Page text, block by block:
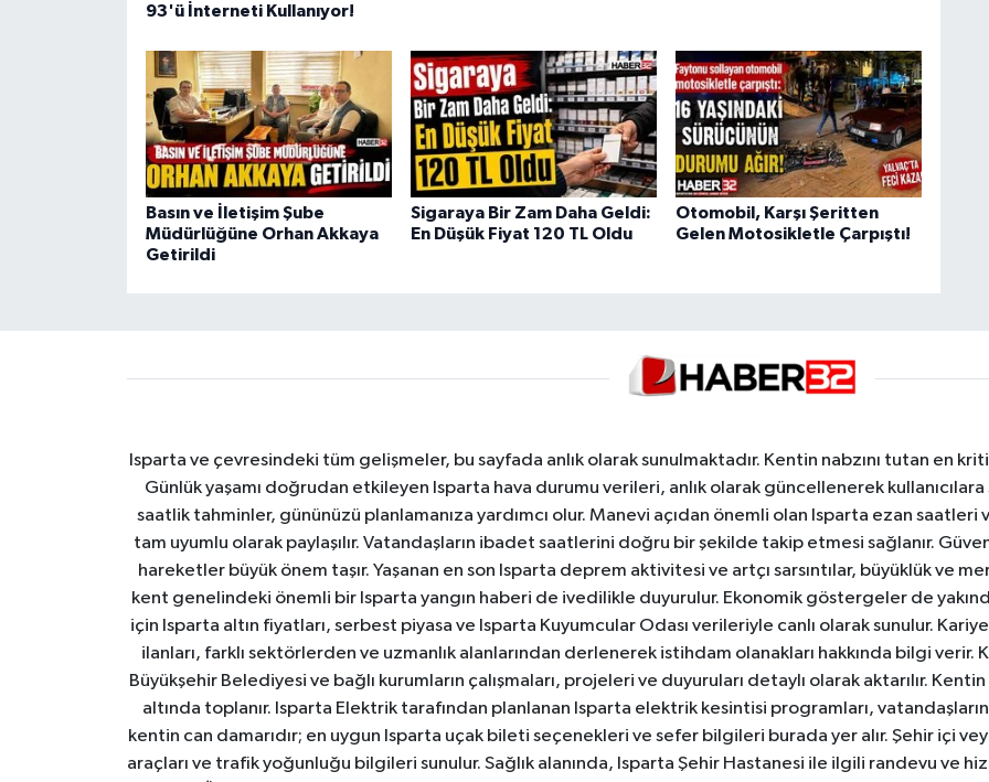
93'ü İnterneti Kullanıyor!
Basın ve İletişim Şube
Müdürlüğüne Orhan Akkaya
Getirildi
Sigaraya Bir Zam Daha Geldi:
En Düşük Fiyat 120 TL Oldu
Otomobil, Karşı Şeritten
Gelen Motosikletle Çarpıştı!
Isparta ve çevresindeki tüm gelişmeler, bu sayfada anlık olarak sunulmaktadır. Kentin nabzını tutan en
Günlük yaşamı doğrudan etkileyen Isparta hava durumu verileri, anlık olarak güncellenerek
saatlik tahminler, gününüzü planlamanıza yardımcı olur. Manevi açıdan önemli olan Isparta ezan
tam uyumlu olarak paylaşılır. Vatandaşların ibadet saatlerini doğru bir şekilde takip etmesi sağlanır.
hareketler büyük önem taşır. Yaşanan en son Isparta deprem aktivitesi ve artçı sarsıntılar, büyüklük ve
kent genelindeki önemli bir Isparta yangın haberi de ivedilikle duyurulur. Ekonomik göstergeler de
için Isparta altın fiyatları, serbest piyasa ve Isparta Kuyumcular Odası verileriyle canlı olarak sunulur.
ilanları, farklı sektörlerden ve uzmanlık alanlarından derlenerek istihdam olanakları hakkında bilgi verir.
Büyükşehir Belediyesi ve bağlı kurumların çalışmaları, projeleri ve duyuruları detaylı olarak aktarılır.
altında toplanır. Isparta Elektrik tarafından planlanan Isparta elektrik kesintisi programları,
kentin can damarıdır; en uygun Isparta uçak bileti seçenekleri ve sefer bilgileri burada yer alır. Şehir içi
araçları ve trafik yoğunluğu bilgileri sunulur. Sağlık alanında, Isparta Şehir Hastanesi ile ilgili randevu ve